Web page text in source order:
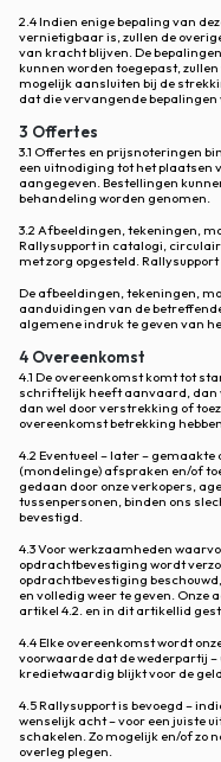
2.4 Indien enige bepaling van
vernietigbaar is, zullen de
van kracht blijven. De
kunnen worden toegepast,
mogelijk aansluiten bij de
dat die vervangende
3 Offertes
3.1 Offertes en prijsnoteringen
een uitnodiging tot het plaatsen
aangegeven. Bestellingen
behandeling worden genomen.
3.2 Afbeeldingen, tekeningen,
Rallysupport in catalogi,
met zorg opgesteld.
De afbeeldingen, tekeningen,
aanduidingen van de
algemene indruk te geven van
4 Overeenkomst
4.1 De overeenkomst komt tot
schriftelijk heeft aanvaard, dan
dan wel door verstrekking of
overeenkomst betrekking
4.2 Eventueel – later –
(mondelinge) afspraken en/of
gedaan door onze verkopers,
tussenpersonen, binden ons
bevestigd.
4.3 Voor werkzaamheden
opdrachtbevestiging wordt
opdrachtbevestiging
en volledig weer te geven.
artikel 4.2. en in dit artikellid
4.4 Elke overeenkomst wordt
voorwaarde dat de wederpartij
kredietwaardig blijkt voor de
4.5 Rallysupport is bevoegd –
wenselijk acht – voor een juiste
schakelen. Zo mogelijk en/of zo
overleg plegen.